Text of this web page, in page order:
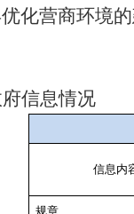
化营商环境
信息情况
信息内
规章